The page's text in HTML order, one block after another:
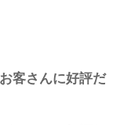
客さんに好評だ